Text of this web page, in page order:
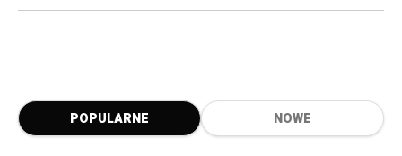
POPULARNE NOWE